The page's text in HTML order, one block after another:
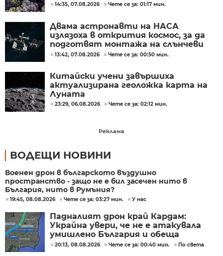
14:35, 07.08.2026 Чете се за: 01:17 мин.
Двама астронавти на НАСА
излязоха в открития космос, за да
подготвят монтажа на слънчеви
батерии
13:42, 07.08.2026 Чете се за: 00:50 мин.
Китайски учени завършиха
актуализирана геоложка карта на
Луната
23:29, 06.08.2026 Чете се за: 02:12 мин.
Реклама
ВОДЕЩИ НОВИНИ
Военен дрон в българското въздушно
пространство - защо не е бил засечен нито в
България, нито в Румъния?
19:45, 08.08.2026 Чете се за: 03:27 мин. У нас
Падналият дрон край Кардам:
Украйна увери, че не е атакувала
умишлено България и обеща
разследване
20:13, 08.08.2026 Чете се за: 00:40 мин. По света